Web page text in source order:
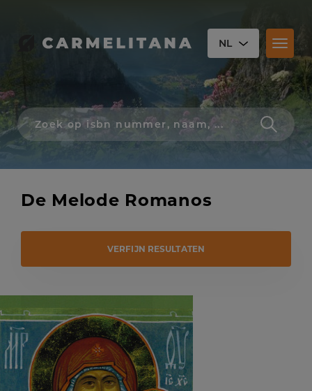
NL
Zoek
op
isbn
schrijver,
of
De Melode Romanos
VERFIJN RESULTATEN